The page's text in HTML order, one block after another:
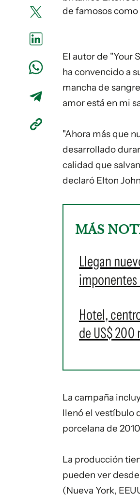
de famosos
El autor de "Your
ha convencido a
mancha de
amor está en mi
"Ahora más que
desarrollado
calidad que
declaró Elton
MÁS
Llegan
imponentes
Hotel,
de US$
La campaña
llenó el vestíbulo
porcelana de
La producción
pueden ver
(Nueva York,